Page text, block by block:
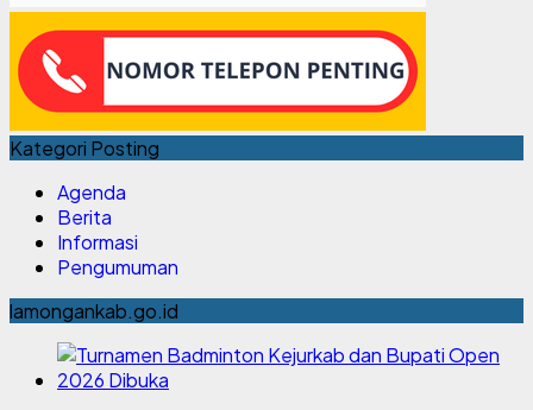
Kategori Posting
Agenda
Berita
Informasi
Pengumuman
lamongankab.go.id